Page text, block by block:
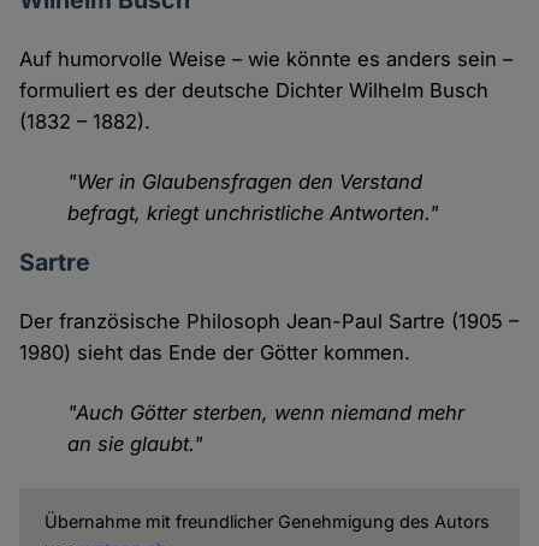
Auf humorvolle Weise – wie könnte es anders sein –
formuliert es der deutsche Dichter Wilhelm Busch
(1832 – 1882).
"Wer in Glaubensfragen den Verstand
befragt, kriegt unchristliche Antworten."
Sartre
Der französische Philosoph Jean-Paul Sartre (1905 –
1980) sieht das Ende der Götter kommen.
"Auch Götter sterben, wenn niemand mehr
an sie glaubt."
Übernahme mit freundlicher Genehmigung des Autors